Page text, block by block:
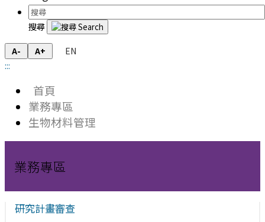
搜尋
A- A+
EN
:::
首頁
業務專區
生物材料管理
業務專區
研究計畫審查